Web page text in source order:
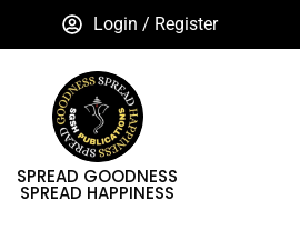
Login / Register
SPREAD GOODNESS
SPREAD HAPPINESS